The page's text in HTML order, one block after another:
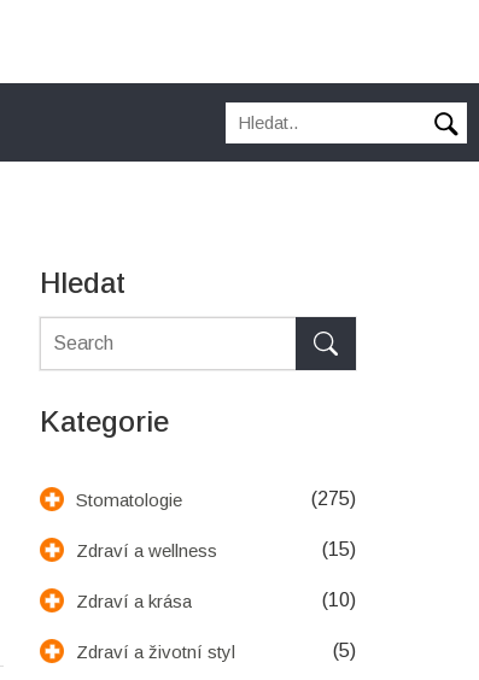
Hledat
Kategorie
Stomatologie (275)
Zdraví a wellness (15)
Zdraví a krása (10)
Zdraví a životní styl (5)